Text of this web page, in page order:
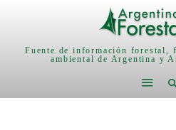
Fuente de información forestal,
ambiental de Argentina y